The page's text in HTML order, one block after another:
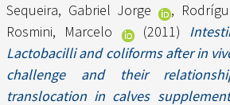
Sequeira, Gabriel Jorge
,
Rosmini, Marcelo
(2011)
Lactobacilli and coliforms after in
challenge and their
translocation in calves